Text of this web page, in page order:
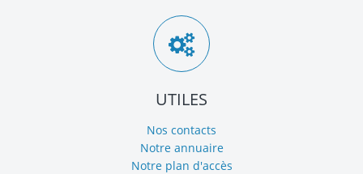
UTILES
Nos contacts
Notre annuaire
Notre plan d'accès